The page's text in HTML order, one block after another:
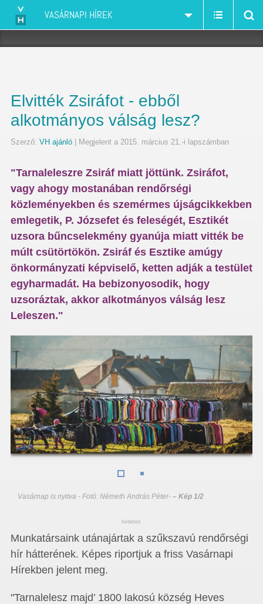
VASÁRNAPI HÍREK
Elvitték Zsiráfot - ebből
alkotmányos válság lesz?
Szerző: VH ajánló| Megjelent a 2015. március 21.-i lapszámban
"Tarnaleleszre Zsiráf miatt jöttünk. Zsiráfot,
vagy ahogy mostanában rendőrségi
közleményekben és szemérmes újságcikkekben
emlegetik, P. Józsefet és feleségét, Esztikét
uzsora bűncselekmény gyanúja miatt vitték be
múlt csütörtökön. Zsiráf és Esztike amúgy
önkormányzati képviselő, ketten adják a testület
egyharmadát. Ha bebizonyosodik, hogy
uzsoráztak, akkor alkotmányos válság lesz
Leleszen."
Vasárnap is nyitva - Fotó: Németh András Péter-– Kép 1/2
hirdetes
Munkatársaink utánajártak a szűkszavú rendőrségi
hír hátterének. Képes riportjuk a friss Vasárnapi
Hírekben jelent meg.
"Tarnalelesz majd’ 1800 lakosú község Heves